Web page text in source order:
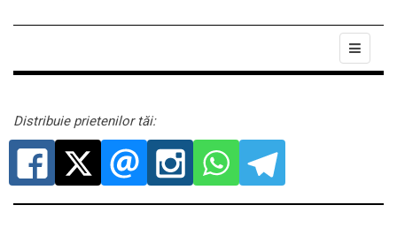
Distribuie prietenilor tăi: